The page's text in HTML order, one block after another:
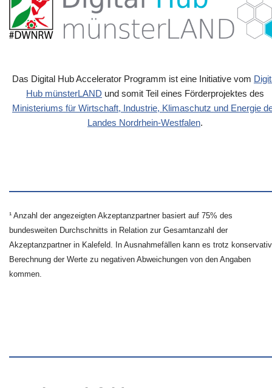
Das Digital Hub Accelerator Programm ist eine Initiative vom
Hub münsterLAND und somit Teil eines Förderprojektes des
Ministeriums für Wirtschaft, Industrie, Klimaschutz und Energie
Landes Nordrhein-Westfalen.
¹ Anzahl der angezeigten Akzeptanzpartner basiert auf 75% des
bundesweiten Durchschnitts in Relation zur Gesamtanzahl der
Akzeptanzpartner in Kalefeld. In Ausnahmefällen kann es trotz
Berechnung der Werte zu negativen Abweichungen von den Angaben
kommen.